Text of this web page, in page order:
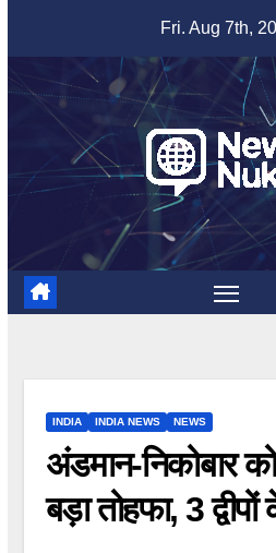
content
Fri. Aug 7th,
INDIA INDIA NEWS NEWS
अंडमान-निकोबार
बड़ा तोहफा, 3